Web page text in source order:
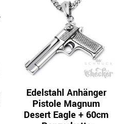
Edelstahl Anhänger
Pistole Magnum
Desert Eagle + 60cm